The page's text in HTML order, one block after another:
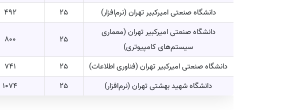
دانشگاه صنعتی امیرکبیر تهران (نرم‌افزار)
25
492
دانشگاه صنعتی امیرکبیر تهران (معماری
سیستم‌های كامپیوتری)
25
800
دانشگاه صنعتی امیرکبیر تهران (فناوری اطلاعات) 25
741
دانشگاه شهید بهشتی تهران (نرم‌افزار)
25
1074